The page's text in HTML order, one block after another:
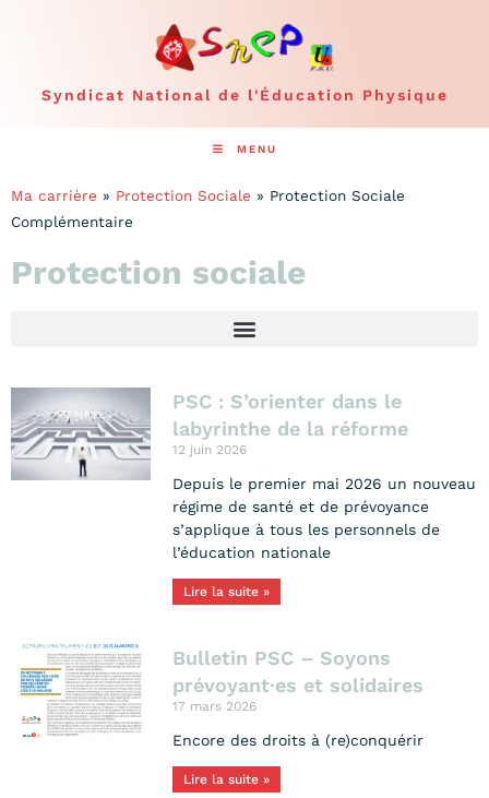
Syndicat National de l'Éducation Physique
MENU
Ma carrière » Protection Sociale » Protection Sociale
Complémentaire
Protection sociale
PSC : S’orienter dans le
labyrinthe de la réforme
12 juin 2026
Depuis le premier mai 2026 un nouveau
régime de santé et de prévoyance
s’applique à tous les personnels de
l’éducation nationale
Lire la suite »
Bulletin PSC – Soyons
prévoyant·es et solidaires
17 mars 2026
Encore des droits à (re)conquérir
Lire la suite »